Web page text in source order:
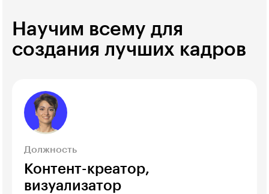
Научим всему для
создания лучших кадров
Должность
Контент-креатор,
визуализатор